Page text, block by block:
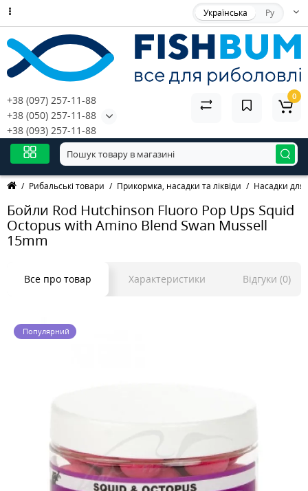
Українська Ру
+38 (097) 257-11-88
+38 (050) 257-11-88
+38 (093) 257-11-88
0
Рибальські товари Прикормка, насадки та ліквіди Насадки для
Бойли Rod Hutchinson Fluoro Pop Ups Squid
Octopus with Amino Blend Swan Mussell
15mm
Все про товар Характеристики Відгуки (0)
Популярний